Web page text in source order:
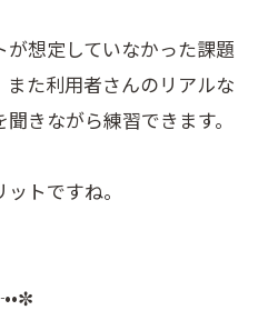
想定していなかった課題
た利用者さんのリアルな
きながら練習できます。
トですね。